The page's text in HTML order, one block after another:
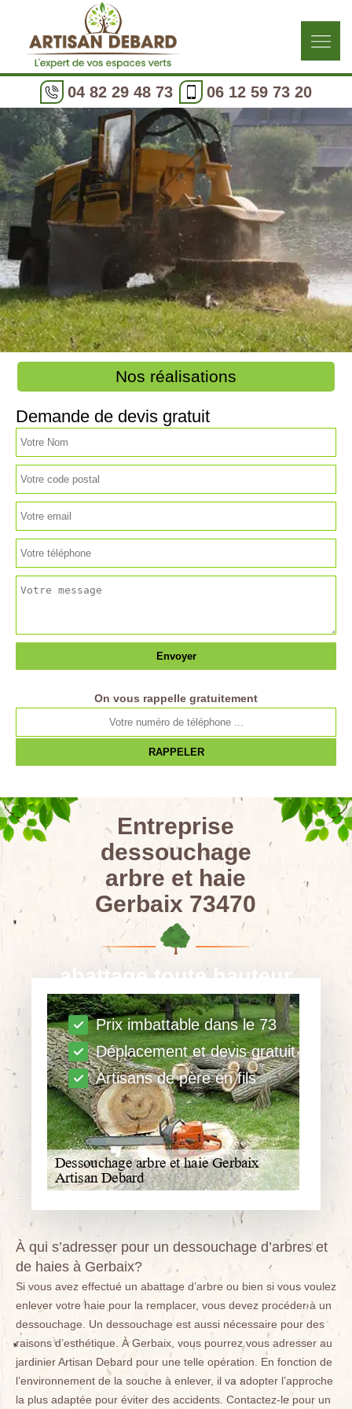
04 82 29 48 73 06 12 59 73 20
abattage toute hauteur
Prix imbattable dans le 73
Déplacement et devis gratuit
Artisans de père en fils
Nos réalisations
Demande de devis gratuit
On vous rappelle gratuitement
Entreprise
dessouchage
arbre et haie
Gerbaix 73470
À qui s’adresser pour un dessouchage d’arbres et
de haies à Gerbaix?
Si vous avez effectué un abattage d’arbre ou bien si vous voulez
enlever votre haie pour la remplacer, vous devez procéder à un
dessouchage. Un dessouchage est aussi nécessaire pour des
raisons d’esthétique. À Gerbaix, vous pourrez vous adresser au
jardinier Artisan Debard pour une telle opération. En fonction de
l’environnement de la souche à enlever, il va adopter l’approche
la plus adaptée pour éviter des accidents. Contactez-le pour un